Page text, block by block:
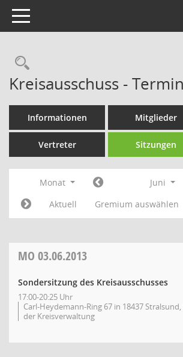
Toggle navigation
Rechercheauswahl
Kreisausschuss -
Informationen Mitglieder
Vertreter Sitzungen
Monat Juni
Aktuell
Gremium auswählen
MO 03.06.2013
Sondersitzung des Kreisausschusses
17:00-20:25 Uhr
Carl-Heydemann-Ring 67 in 18437
der Kreisverwaltung